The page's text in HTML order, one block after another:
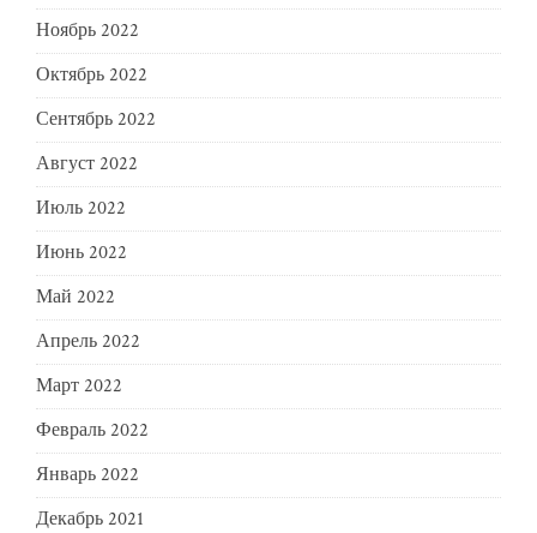
Ноябрь 2022
Октябрь 2022
Сентябрь 2022
Август 2022
Июль 2022
Июнь 2022
Май 2022
Апрель 2022
Март 2022
Февраль 2022
Январь 2022
Декабрь 2021